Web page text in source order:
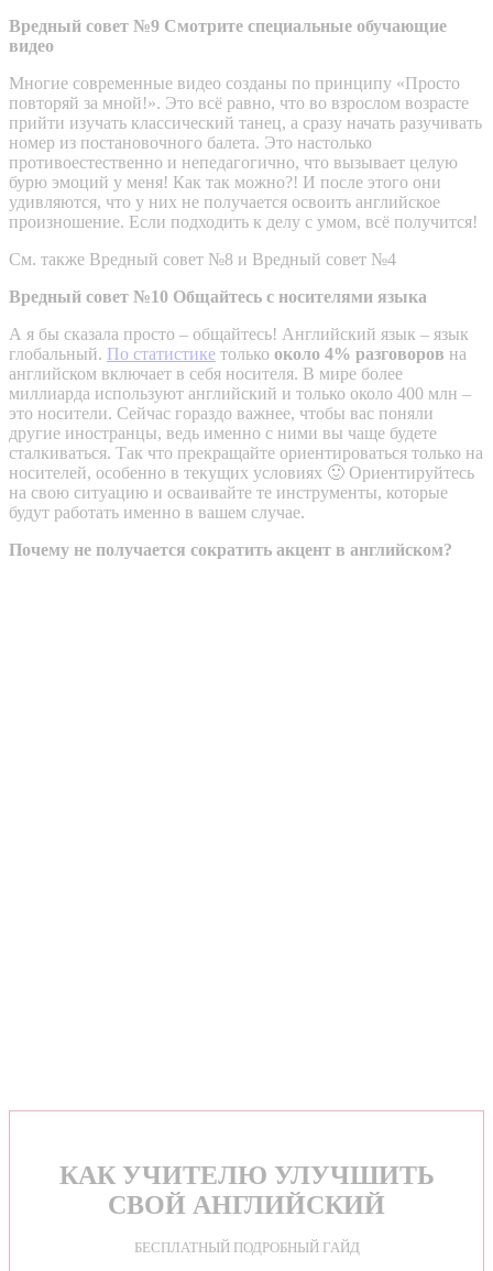
Вредный совет №9 Смотрите специальные обучающие
видео
Многие современные видео созданы по принципу «Просто
повторяй за мной!». Это всё равно, что во взрослом возрасте
прийти изучать классический танец, а сразу начать разучивать
номер из постановочного балета. Это настолько
противоестественно и непедагогично, что вызывает целую
бурю эмоций у меня! Как так можно?! И после этого они
удивляются, что у них не получается освоить английское
произношение. Если подходить к делу с умом, всё получится!
См. также Вредный совет №8 и Вредный совет №4
Вредный совет №10 Общайтесь с носителями языка
А я бы сказала просто – общайтесь! Английский язык – язык
глобальный. По статистике только около 4% разговоров на
английском включает в себя носителя. В мире более
миллиарда используют английский и только около 400 млн –
это носители. Сейчас гораздо важнее, чтобы вас поняли
другие иностранцы, ведь именно с ними вы чаще будете
сталкиваться. Так что прекращайте ориентироваться только на
носителей, особенно в текущих условиях 🙂 Ориентируйтесь
на свою ситуацию и осваивайте те инструменты, которые
будут работать именно в вашем случае.
Почему не получается сократить акцент в английском?
КАК УЧИТЕЛЮ УЛУЧШИТЬ
СВОЙ АНГЛИЙСКИЙ
БЕСПЛАТНЫЙ ПОДРОБНЫЙ ГАЙД